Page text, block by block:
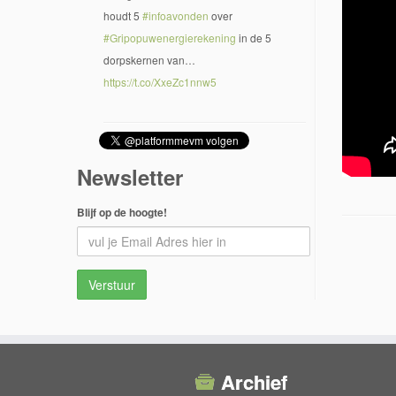
houdt 5 #infoavonden over
#Gripopuwenergierekening in de 5
dorpskernen van…
https://t.co/XxeZc1nnw5
Newsletter
Blijf op de hoogte!
Archief